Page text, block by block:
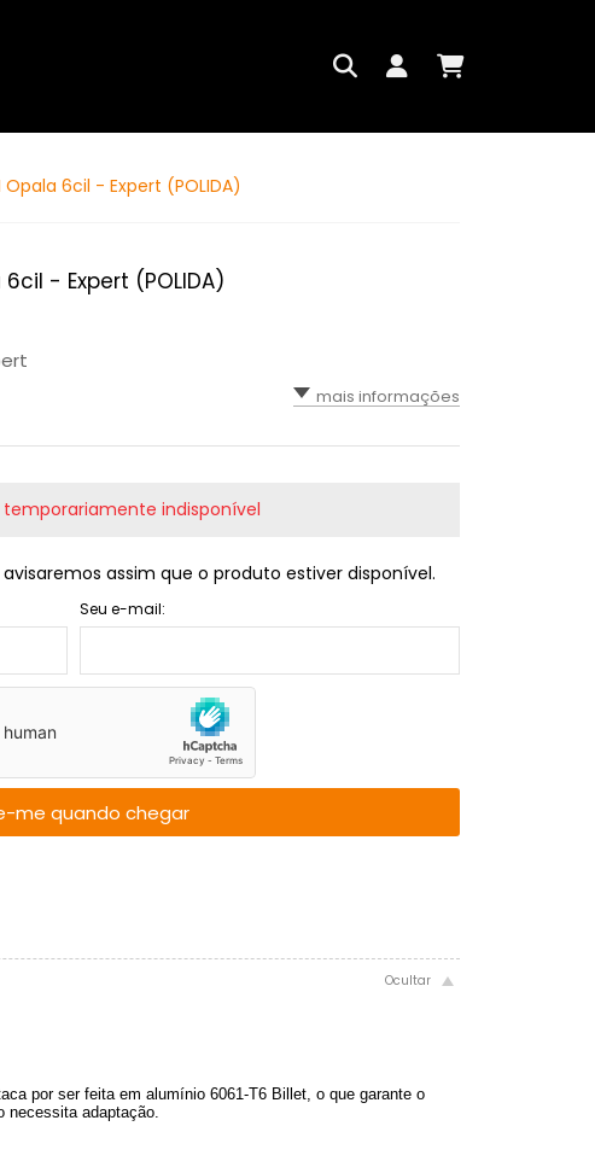
6cil - Expert (POLIDA)
- Expert (POLIDA)
mais informações
temporariamente indisponível
assim que o produto estiver disponível.
Seu e-mail:
me quando chegar
por ser feita em alumínio 6061-T6 Billet, o que garante o
necessita adaptação.